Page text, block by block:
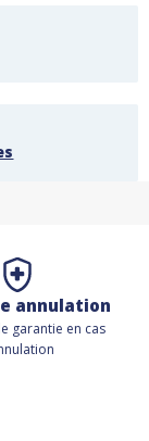
annulation
garantie en cas